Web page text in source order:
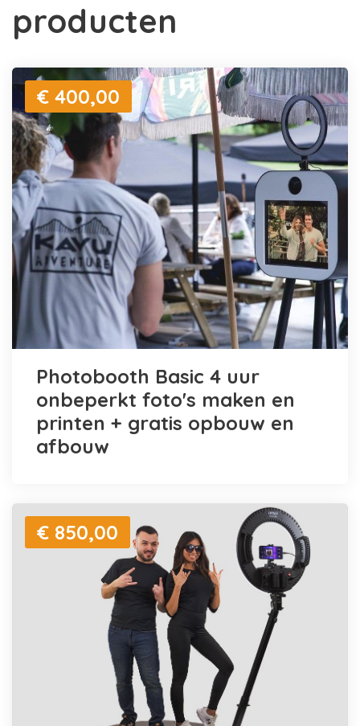
producten
€ 400,00
Photobooth Basic 4 uur
onbeperkt foto's maken en
printen + gratis opbouw en
afbouw
€ 850,00